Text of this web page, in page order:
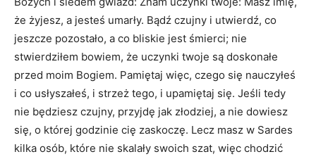
że żyjesz, a jesteś umarły. Bądź czujny i utwierdź, co
jeszcze pozostało, a co bliskie jest śmierci; nie
stwierdziłem bowiem, że uczynki twoje są doskonałe
przed moim Bogiem. Pamiętaj więc, czego się nauczyłeś
i co usłyszałeś, i strzeż tego, i upamiętaj się. Jeśli tedy
nie będziesz czujny, przyjdę jak złodziej, a nie dowiesz
się, o której godzinie cię zaskoczę. Lecz masz w Sardes
kilka osób, które nie skalały swoich szat, więc chodzić